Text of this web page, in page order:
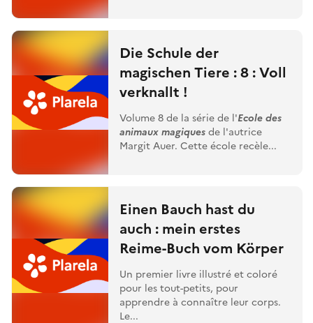
Die Schule der
magischen Tiere : 8 : Voll
verknallt !
Volume 8 de la série de l'Ecole des
animaux magiques de l'autrice
Margit Auer. Cette école recèle...
Einen Bauch hast du
auch : mein erstes
Reime-Buch vom Körper
Un premier livre illustré et coloré
pour les tout-petits, pour
apprendre à connaître leur corps.
Le...